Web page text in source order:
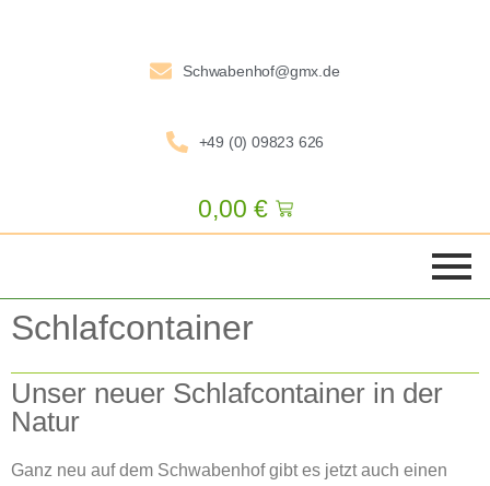
Schwabenhof@gmx.de
+49 (0) 09823 626
0,00 €
Schlafcontainer
Unser neuer Schlafcontainer in der
Natur
Ganz neu auf dem Schwabenhof gibt es jetzt auch einen